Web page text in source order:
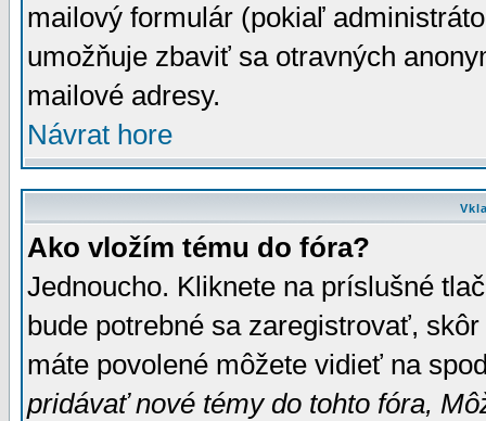
mailový formulár (pokiaľ
umožňuje zbaviť sa otravných
mailové adresy.
Návrat hore
Ako vložím tému do fóra?
Jednoucho. Kliknete na príslušné
bude potrebné sa zaregistrovať,
máte povolené môžete vidieť na
pridávať nové témy do tohto fóra,